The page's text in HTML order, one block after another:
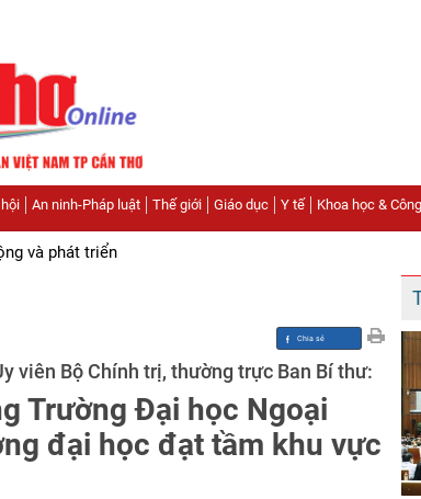
An ninh-Pháp luật Thế giới Giáo dục Y tế Khoa học &
và phát triển
viên Bộ Chính trị, thường trực Ban Bí thư:
Trường Đại học Ngoại
đại học đạt tầm khu vực